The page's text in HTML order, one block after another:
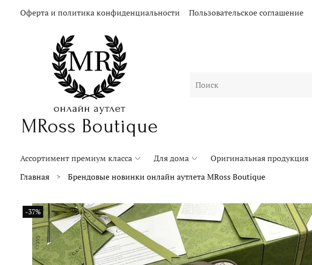
Оферта и политика конфиденциальности Пользовательское соглашение
Ассортимент премиум класса Для дома Оригинальная продукция
Главная
Брендовые новинки онлайн аутлета MRoss Boutique
-37%